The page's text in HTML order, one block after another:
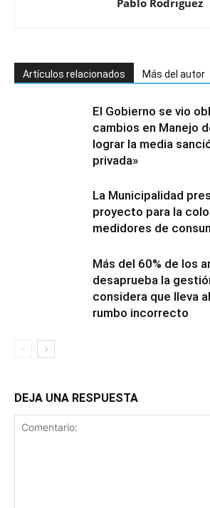
Artículos relacionados Más del autor
El Gobierno se vio
cambios en Manejo
lograr la media
privada»
La Municipalidad
proyecto para la
medidores de
Más del 60% de los
desaprueba la
considera que lleva
rumbo incorrecto
DEJA UNA RESPUESTA